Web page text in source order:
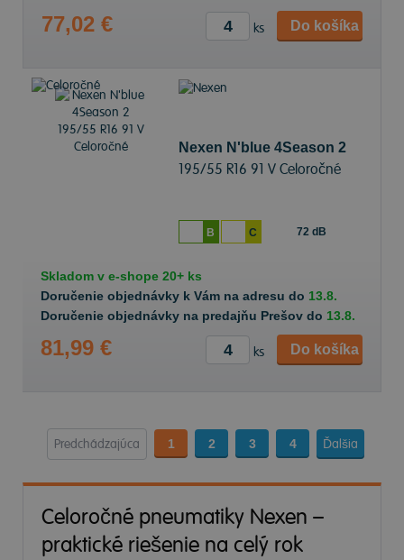
77,02 € ks Do košíka
Nexen N'blue 4Season 2
195/55 R16 91 V Celoročné
B C 72 dB
Skladom v e-shope 20+ ks
Doručenie objednávky k Vám na adresu do 13.8.
Doručenie objednávky na predajňu Prešov do 13.8.
81,99 € ks Do košíka
Predchádzajúca 1 2 3 4 Ďalšia
Celoročné pneumatiky Nexen –
praktické riešenie na celý rok